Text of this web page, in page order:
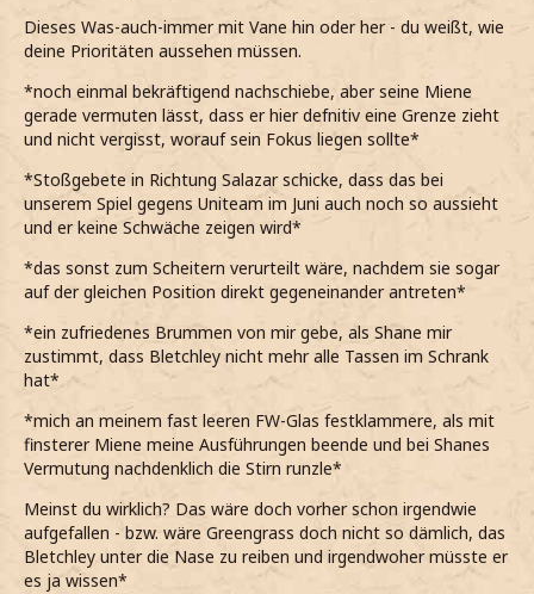
Dieses Was-auch-immer mit Vane hin oder her - du weißt, wie
deine Prioritäten aussehen müssen.
*noch einmal bekräftigend nachschiebe, aber seine Miene
gerade vermuten lässt, dass er hier defnitiv eine Grenze zieht
und nicht vergisst, worauf sein Fokus liegen sollte*
*Stoßgebete in Richtung Salazar schicke, dass das bei
unserem Spiel gegens Uniteam im Juni auch noch so aussieht
und er keine Schwäche zeigen wird*
*das sonst zum Scheitern verurteilt wäre, nachdem sie sogar
auf der gleichen Position direkt gegeneinander antreten*
*ein zufriedenes Brummen von mir gebe, als Shane mir
zustimmt, dass Bletchley nicht mehr alle Tassen im Schrank
hat*
*mich an meinem fast leeren FW-Glas festklammere, als mit
finsterer Miene meine Ausführungen beende und bei Shanes
Vermutung nachdenklich die Stirn runzle*
Meinst du wirklich? Das wäre doch vorher schon irgendwie
aufgefallen - bzw. wäre Greengrass doch nicht so dämlich, das
Bletchley unter die Nase zu reiben und irgendwoher müsste er
es ja wissen*